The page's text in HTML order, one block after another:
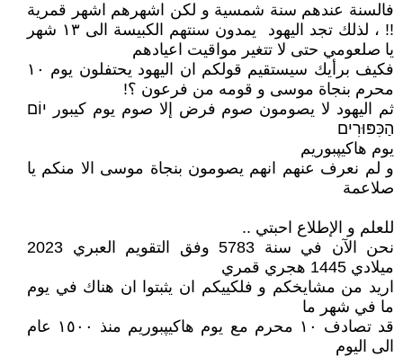
فالسنة عندهم سنة شمسية و لكن اشهرهم اشهر قمرية
!! ، لذلك تجد اليهود يمدون سنتهم الكبيسة الى ١٣ شهر
يا صلعومي حتى لا تتغير مواقيت اعيادهم
فكيف برأيك سيستقيم قولكم ان اليهود يحتفلون يوم ١٠
محرم بنجاة موسى و قومه من فرعون ؟!
ثم اليهود لا يصومون صوم فرض إلا صوم يوم كيبور יוֹם
הַכִּפּוּרִים
يوم هاكيپبوريم
و لم نعرف عنهم انهم يصومون بنجاة موسى الا منكم يا
صلاعمة
للعلم و الإطلاع احبتي ..
نحن الآن في سنة 5783 وفق التقويم العبري 2023
ميلادي 1445 هجري قمري
اريد من مشايخكم و فلكييكم ان يثبتوا ان هناك في يوم
ما في شهر ما
قد تصادف ١٠ محرم مع يوم هاكيپبوريم منذ ١٥٠٠ عام
الى اليوم